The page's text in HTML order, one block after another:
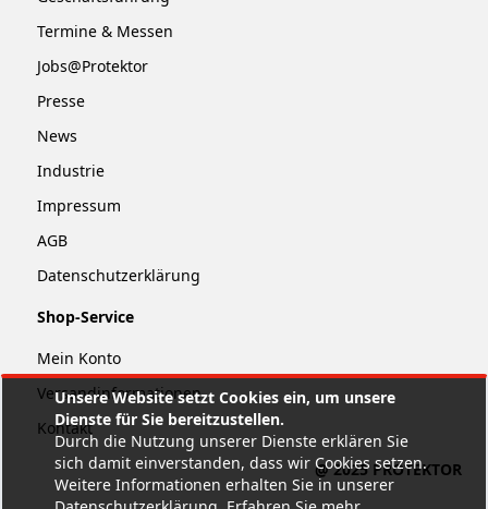
Unsere Website setzt Cookies ein, um unsere
Dienste für Sie bereitzustellen.
Durch die Nutzung unserer Dienste erklären Sie
sich damit einverstanden, dass wir Cookies setzen.
Weitere Informationen erhalten Sie in unserer
Termine & Messen
Jobs@Protektor
Presse
News
Industrie
Impressum
AGB
Datenschutzerklärung
Shop-Service
Mein Konto
Versandinformationen
Kontakt
@ 2025 PROTEKTOR